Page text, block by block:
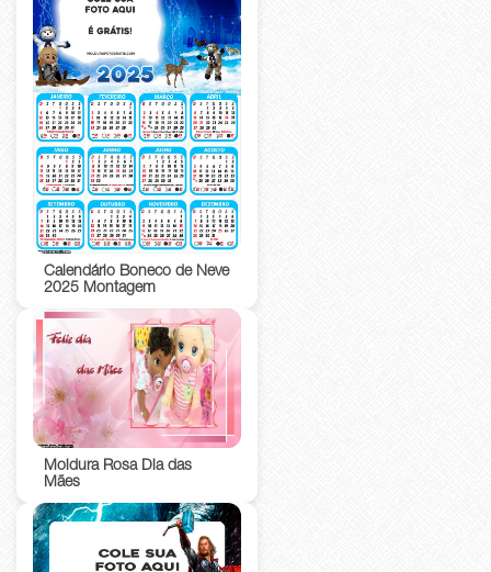
Calendário Boneco de Neve
2025 Montagem
Moldura Rosa Dia das
Mães